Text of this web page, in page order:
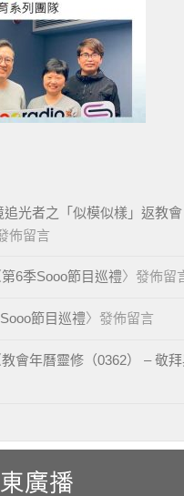
追光者之「似模似樣」返教
佈留言
第6季Sooo節目巡禮〉發佈留
節目巡禮〉發佈留言
教會年曆靈修（0362） – 敬